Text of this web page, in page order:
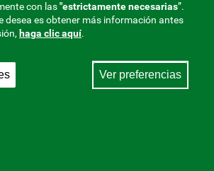
con las"estrictamentenecesarias”.
desea es obtener más información antes
haga clic aquí.
Ver preferencias